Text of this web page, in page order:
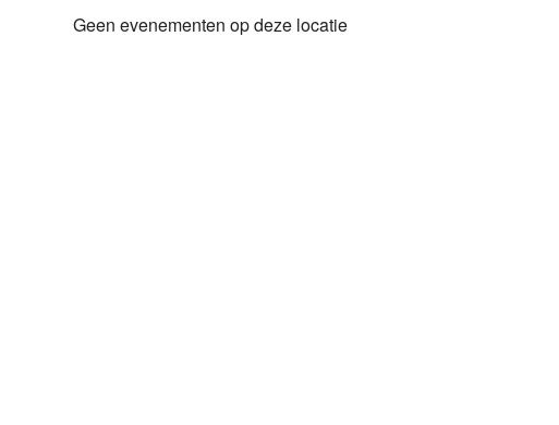
Geen evenementen op deze locatie